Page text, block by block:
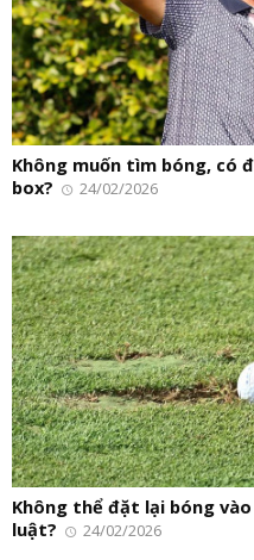
Không muốn tìm bóng, có
box?
24/02/2026
Không thể đặt lại bóng
luật?
24/02/2026